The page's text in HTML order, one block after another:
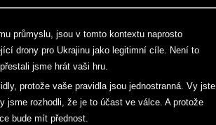
průmyslu, jsou v tomto kontextu naprosto
drony pro Ukrajinu jako legitimní cíle. Není to
jsme hrát vaši hru.
protože vaše pravidla jsou jednostranná. Vy jste
jsme rozhodli, že je to účast ve válce. A protože
bude mít přednost.